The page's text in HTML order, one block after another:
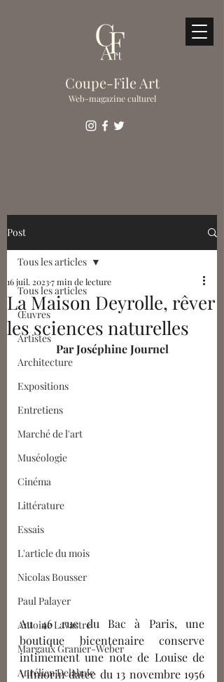
Coupe-File Art
Web-magazine culturel
Post
Tous les articles
Œuvres
Artistes
Architecture
Expositions
Entretiens
Marché de l'art
Muséologie
Cinéma
Littérature
Essais
L'article du mois
Nicolas Bousser
Paul Palayer
Antoine Lavastre
Margaux Granier-Weber
Aurélien Delahaie
Tous les articles
La Maison Deyrolle, rêver
les sciences naturelles
16 juil. 20237 min de lecture
Par Joséphine Journel
Au 46 rue du Bac à Paris, une
boutique bicentenaire conserve
intimement une note de Louise de
Vilmorin datée du 13 novembre 1956